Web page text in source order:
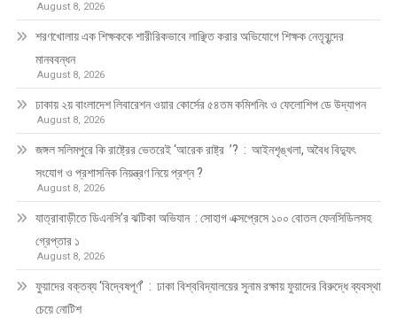
August 8, 2026
শরণখোলায় এক শিক্ষককে শারীরিকভাবে লাঞ্ছিত করার অভিযোগে শিক্ষক নেতৃবৃন্দের
মানববন্ধন
August 8, 2026
ঢাকায় ২য় বাংলাদেশ লিবারেশন ওয়ার কোর্সের ৫৪তম কমিশনিং ও ফেলোশিপ ডে উদ্‌যাপন
August 8, 2026
জঙ্গল সলিমপুরে কি রাষ্ট্রের ভেতরেই ‘আরেক রাষ্ট্র ’? : আইনশৃঙ্খলা, অবৈধ বিদ্যুৎ
সংযোগ ও প্রশাসনিক নিয়ন্ত্রণ নিয়ে প্রশ্ন ?
August 8, 2026
যাত্রাবাড়ীতে ডিএনসি’র ঝটিকা অভিযান : সোহাগ এক্সপ্রেসে ১০০ বোতল ফেনসিডিলসহ
গ্রেপ্তার ১
August 8, 2026
ফুয়াদের বক্তব্য ‘বিদ্বেষপূর্ণ’ : ঢাকা বিশ্ববিদ্যালয়ের সুনাম রক্ষায় ফুয়াদের বিরুদ্ধে ব্যবস্থা
চেয়ে নোটিশ